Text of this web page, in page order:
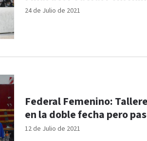
24 de Julio de 2021
12 de Julio de 2021
Federal Femenino:
en la doble fecha pero